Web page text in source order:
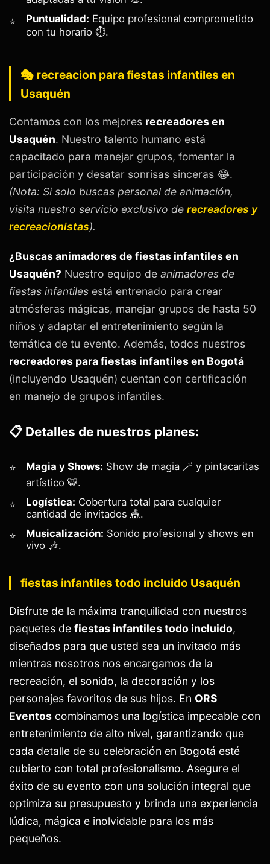
Puntualidad: Equipo profesional comprometido
con tu horario ⏱️.
🎭 recreacion para fiestas infantiles en
Usaquén
Contamos con los mejores recreadores en
Usaquén. Nuestro talento humano está
capacitado para manejar grupos, fomentar la
participación y desatar sonrisas sinceras 😂.
(Nota: Si solo buscas personal de animación,
visita nuestro servicio exclusivo de recreadores y
recreacionistas).
¿Buscas animadores de fiestas infantiles en
Usaquén? Nuestro equipo de animadores de
fiestas infantiles está entrenado para crear
atmósferas mágicas, manejar grupos de hasta 50
niños y adaptar el entretenimiento según la
temática de tu evento. Además, todos nuestros
recreadores para fiestas infantiles en Bogotá
(incluyendo Usaquén) cuentan con certificación
en manejo de grupos infantiles.
📋 Detalles de nuestros planes:
Magia y Shows: Show de magia 🪄 y pintacaritas
artístico 🐯.
Logística: Cobertura total para cualquier
cantidad de invitados 🎪.
Musicalización: Sonido profesional y shows en
vivo 🎶.
fiestas infantiles todo incluido Usaquén
Disfrute de la máxima tranquilidad con nuestros
paquetes de fiestas infantiles todo incluido,
diseñados para que usted sea un invitado más
mientras nosotros nos encargamos de la
recreación, el sonido, la decoración y los
personajes favoritos de sus hijos. En ORS
Eventos combinamos una logística impecable con
entretenimiento de alto nivel, garantizando que
cada detalle de su celebración en Bogotá esté
cubierto con total profesionalismo. Asegure el
éxito de su evento con una solución integral que
optimiza su presupuesto y brinda una experiencia
lúdica, mágica e inolvidable para los más
pequeños.